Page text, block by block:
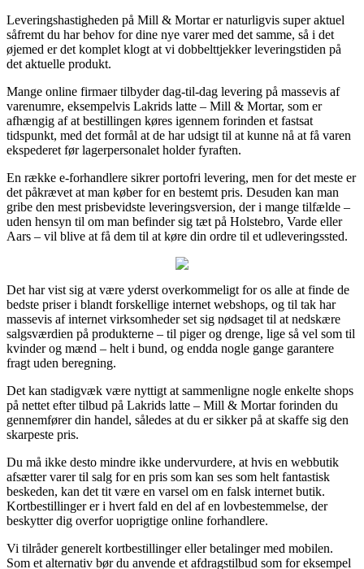
Leveringshastigheden på Mill & Mortar er naturligvis super aktuel
såfremt du har behov for dine nye varer med det samme, så i det
øjemed er det komplet klogt at vi dobbelttjekker leveringstiden på
det aktuelle produkt.
Mange online firmaer tilbyder dag-til-dag levering på massevis af
varenumre, eksempelvis Lakrids latte – Mill & Mortar, som er
afhængig af at bestillingen køres igennem forinden et fastsat
tidspunkt, med det formål at de har udsigt til at kunne nå at få varen
ekspederet før lagerpersonalet holder fyraften.
En række e-forhandlere sikrer portofri levering, men for det meste er
det påkrævet at man køber for en bestemt pris. Desuden kan man
gribe den mest prisbevidste leveringsversion, der i mange tilfælde –
uden hensyn til om man befinder sig tæt på Holstebro, Varde eller
Aars – vil blive at få dem til at køre din ordre til et udleveringssted.
Det har vist sig at være yderst overkommeligt for os alle at finde de
bedste priser i blandt forskellige internet webshops, og til tak har
massevis af internet virksomheder set sig nødsaget til at nedskære
salgsværdien på produkterne – til piger og drenge, lige så vel som til
kvinder og mænd – helt i bund, og endda nogle gange garantere
fragt uden beregning.
Det kan stadigvæk være nyttigt at sammenligne nogle enkelte shops
på nettet efter tilbud på Lakrids latte – Mill & Mortar forinden du
gennemfører din handel, således at du er sikker på at skaffe sig den
skarpeste pris.
Du må ikke desto mindre ikke undervurdere, at hvis en webbutik
afsætter varer til salg for en pris som kan ses som helt fantastisk
beskeden, kan det tit være en varsel om en falsk internet butik.
Kortbestillinger er i hvert fald en del af en lovbestemmelse, der
beskytter dig overfor uoprigtige online forhandlere.
Vi tilråder generelt kortbestillinger eller betalinger med mobilen.
Som et alternativ bør du anvende et afdragstilbud som for eksempel